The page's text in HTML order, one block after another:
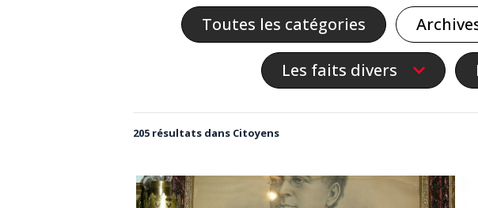
Toutes les catégories
Les faits divers
205 résultats dans Citoyens